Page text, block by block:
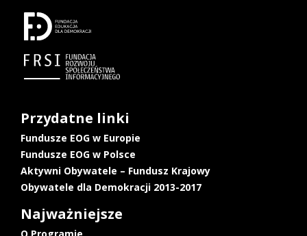
Przydatne linki
Fundusze EOG w Europie
Fundusze EOG w Polsce
Aktywni Obywatele – Fundusz Krajowy
Obywatele dla Demokracji 2013-2017
Najważniejsze